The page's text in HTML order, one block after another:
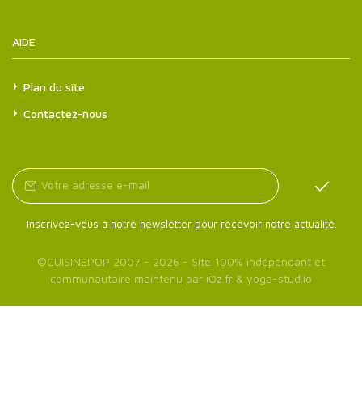
AIDE
Plan du site
Contactez-nous
Inscrivez-vous à notre newsletter pour recevoir notre actualité.
©CUISINEPOP 2007 - 2026 - Site 100% indépendant et
communautaire maintenu par iOz.fr & yoga-stud.io